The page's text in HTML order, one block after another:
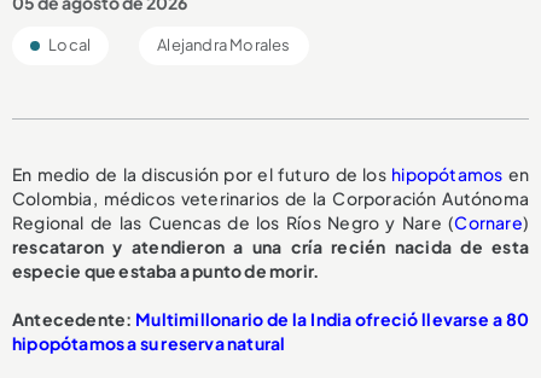
Local Alejandra Morales
En medio de la discusión por el futuro de los hipopótamos en
Colombia, médicos veterinarios de la Corporación Autónoma
Regional de las Cuencas de los Ríos Negro y Nare (Cornare)
rescataron y atendieron a una cría recién nacida de esta
especie que estaba a punto de morir.
Antecedente: Multimillonario de la India ofreció llevarse a 80
hipopótamos a su reserva natural